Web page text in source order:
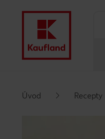
Úvod Recepty